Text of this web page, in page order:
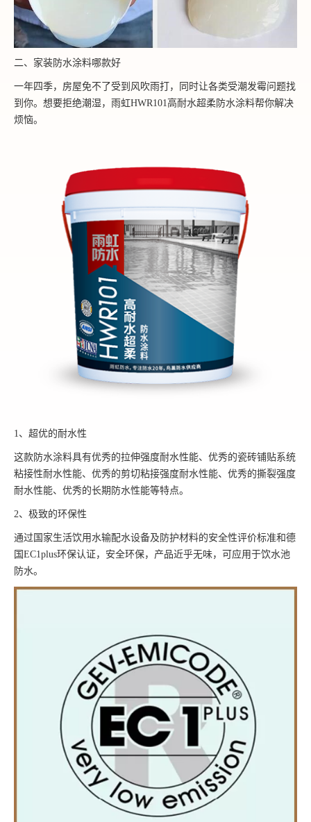
二、家装防水涂料哪款好
一年四季，房屋免不了受到风吹雨打，同时让各类受潮发霉问题找
到你。想要拒绝潮湿，雨虹HWR101高耐水超柔防水涂料帮你解决
烦恼。
1、超优的耐水性
这款防水涂料具有优秀的拉伸强度耐水性能、优秀的瓷砖铺贴系统
粘接性耐水性能、优秀的剪切粘接强度耐水性能、优秀的撕裂强度
耐水性能、优秀的长期防水性能等特点。
2、极致的环保性
通过国家生活饮用水输配水设备及防护材料的安全性评价标准和德
国EC1plus环保认证，安全环保，产品近乎无味，可应用于饮水池
防水。